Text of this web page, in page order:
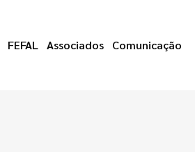
FEFAL Associados Comunicação